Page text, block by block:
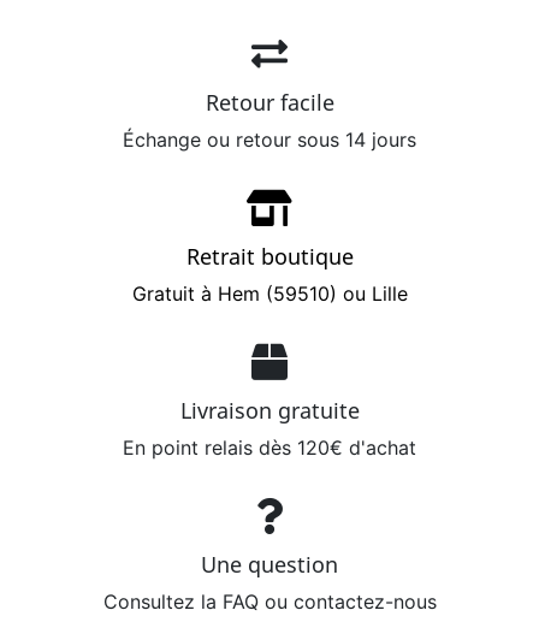
Retour facile
Échange ou retour sous 14 jours
Retrait boutique
Gratuit à Hem (59510) ou Lille
Livraison gratuite
En point relais dès 120€ d'achat
Une question
Consultez la FAQ ou contactez-nous